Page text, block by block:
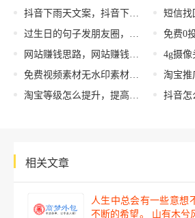
抖音下雨天文案，抖音下雨天文案短句干净治愈？
过生日的句子发朋友圈，自己过生日的句子发朋友圈？
网站赚钱思路，网站赚钱思路怎么写？
免费视频素材无水印素材网站中文（免费视频素材无水印素材网站动漫）
淘宝等级怎么提升，提高淘宝等级方法？
短信找回微
免费0投资
4g摄像头一个
淘宝推广引
抖音怎么去水印保
相关文章
人生中总会有一些意想
不断的希望。 山有木兮